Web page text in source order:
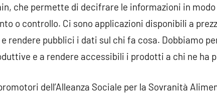
che permette di decifrare le informazioni in
o controllo. Ci sono applicazioni disponibili a
rendere pubblici i dati sul chi fa cosa. Dobbiamo
e a rendere accessibili i prodotti a chi ne ha
dell’Alleanza Sociale per la Sovranità